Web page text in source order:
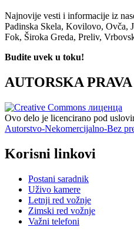
Najnovije vesti i informacije iz
Padinska Skela, Kovilovo, Ovča,
Fok, Široka Greda, Preliv,
Budite uvek u toku!
AUTORSKA PRAVA
Ovo delo je licencirano pod
Autorstvo-Nekomercijalno-Bez
Korisni linkovi
Postani saradnik
Uživo kamere
Letnji red vožnje
Zimski red vožnje
Važni telefoni